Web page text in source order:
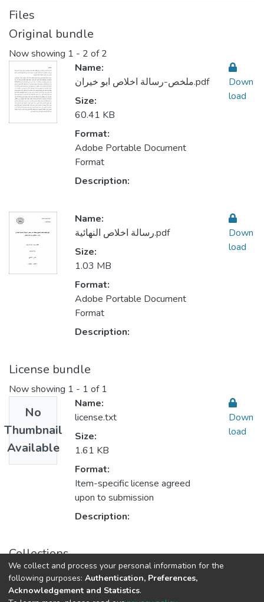
Files
Original bundle
Now showing 1 - 2 of 2
Name:
ملخص-رسالة اخلاص ابو خيران.pdf
Size:
60.41 KB
Format:
Adobe Portable Document
Format
Description:
Down
load
Name:
رسالة اخلاص النهائية.pdf
Size:
1.03 MB
Format:
Adobe Portable Document
Format
Description:
Down
load
License bundle
Now showing 1 - 1 of 1
No
Thumbnail
Available
Name:
license.txt
Size:
1.61 KB
Format:
Item-specific license agreed
upon to submission
Description:
Down
load
Collections
Teaching Methods أساليب التدريس
We collect and process your personal information for the
following purposes: Authentication, Preferences,
Acknowledgement and Statistics.